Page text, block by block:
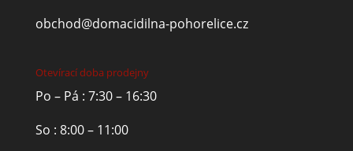
obchod@domacidilna-pohorelice.cz
Otevírací doba prodejny
Po – Pá : 7:30 – 16:30
So : 8:00 – 11:00